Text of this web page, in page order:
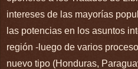
intereses de las mayorías
las potencias en los asuntos
región -luego de varios
nuevo tipo (Honduras,